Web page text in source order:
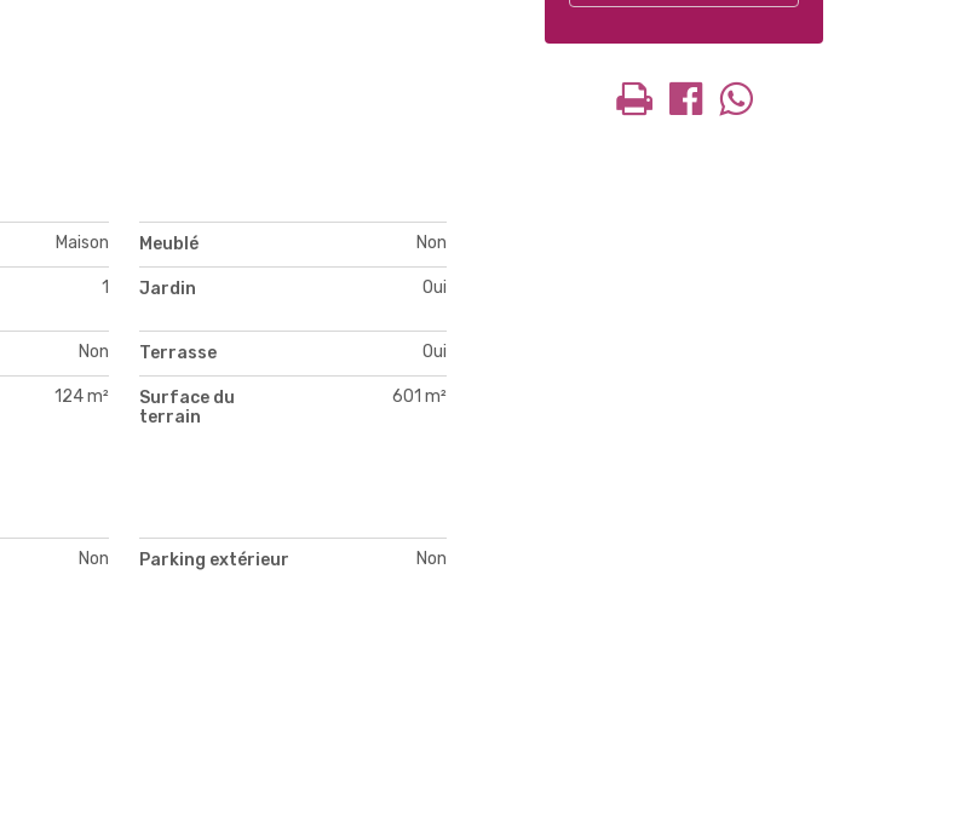
Maison Meublé Non
1 Jardin Oui
Non Terrasse Oui
124 m²
Surface du
terrain
601 m²
Non Parking extérieur Non